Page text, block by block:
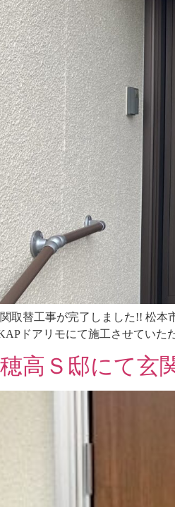
取替工事が完了しました!! 松
ドアリモにて施工させていた
高Ｓ邸にて玄